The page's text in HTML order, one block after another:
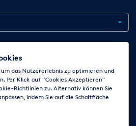
Cookie-Einstellungen ändern
Folge uns auf
das Nutzererlebnis zu optimieren und
Per Klick auf "Cookies Akzeptieren"
Richtlinien zu. Alternativ können Sie
indem Sie auf die Schaltfläche